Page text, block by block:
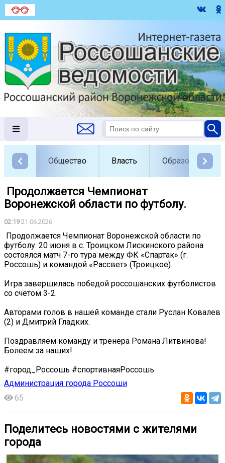
Общество Власть Образование
️ Продолжается Чемпионат
Воронежской области по футболу.
02:1921.06.2026
️ Продолжается Чемпионат Воронежской области по
футболу. 20 июня в с. Троицком Лискинского района
состоялся матч 7-го тура между ФК «Спартак» (г.
Россошь) и командой «Рассвет» (Троицкое).
Игра завершилась победой россошанских футболистов
со счётом 3-2.
Авторами голов в нашей команде стали Руслан Ковалев
(2) и Дмитрий Гладких.
Поздравляем команду и тренера Романа Литвинова!
Болеем за наших!
#город_Россошь #спортивнаяРоссошь
Администрация города Россоши
65
Поделитесь новостями с жителями
города